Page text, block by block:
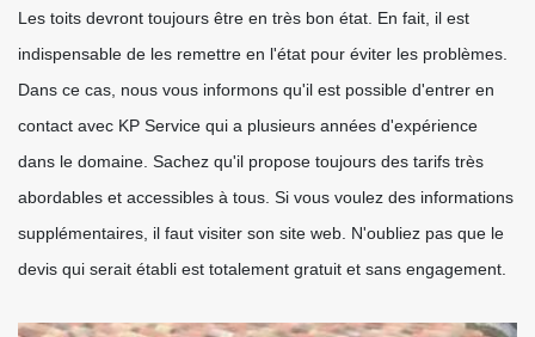
Les toits devront toujours être en très bon état. En fait, il est
indispensable de les remettre en l'état pour éviter les problèmes.
Dans ce cas, nous vous informons qu'il est possible d'entrer en
contact avec KP Service qui a plusieurs années d'expérience
dans le domaine. Sachez qu'il propose toujours des tarifs très
abordables et accessibles à tous. Si vous voulez des informations
supplémentaires, il faut visiter son site web. N'oubliez pas que le
devis qui serait établi est totalement gratuit et sans engagement.